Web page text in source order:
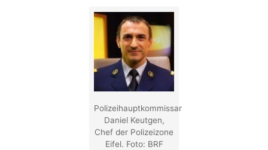
Polizeihauptkommissar
Daniel Keutgen,
Chef der Polizeizone
Eifel. Foto: BRF